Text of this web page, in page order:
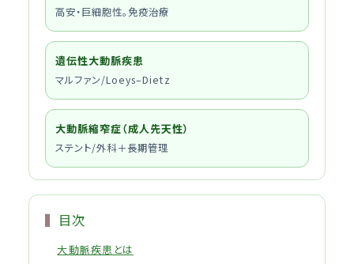
高安・巨細胞性。免疫治療
遺伝性大動脈疾患
マルファン/Loeys–Dietz
大動脈縮窄症（成人先天性）
ステント/外科＋長期管理
目次
大動脈疾患とは